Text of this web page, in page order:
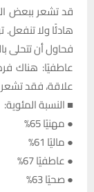
قد تشعر ببعض
هادئًا ولا
فحاول أن تتحلى
عاطفيًا: هناك
علاقة، فقد تشعر
■ النسبة المئوية:
● مهنيًا 65%
● ماليًا 61%
● عاطفيًا 67%
● صحيًا 63%